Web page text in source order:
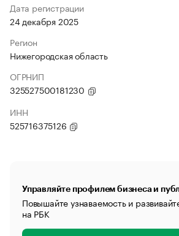
Дата регистрации
24 декабря 2025
Регион
Нижегородская область
ОГРНИП
325527500181230
ИНН
525716375126
Управляйте профилем бизнеса и
Повышайте узнаваемость и
на РБК